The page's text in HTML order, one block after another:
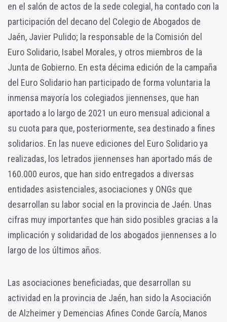
en el salón de actos de la sede colegial, ha contado con la
participación del decano del Colegio de Abogados de
Jaén, Javier Pulido; la responsable de la Comisión del
Euro Solidario, Isabel Morales, y otros miembros de la
Junta de Gobierno. En esta décima edición de la campaña
del Euro Solidario han participado de forma voluntaria la
inmensa mayoría los colegiados jiennenses, que han
aportado a lo largo de 2021 un euro mensual adicional a
su cuota para que, posteriormente, sea destinado a fines
solidarios. En las nueve ediciones del Euro Solidario ya
realizadas, los letrados jiennenses han aportado más de
160.000 euros, que han sido entregados a diversas
entidades asistenciales, asociaciones y ONGs que
desarrollan su labor social en la provincia de Jaén. Unas
cifras muy importantes que han sido posibles gracias a la
implicación y solidaridad de los abogados jiennenses a lo
largo de los últimos años.
Las asociaciones beneficiadas, que desarrollan su
actividad en la provincia de Jaén, han sido la Asociación
de Alzheimer y Demencias Afines Conde García, Manos